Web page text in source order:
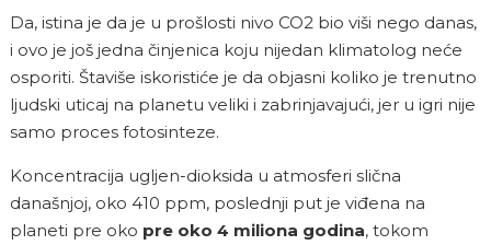
Da, istina je da je u prošlosti nivo CO2 bio viši nego danas,
i ovo je još jedna činjenica koju nijedan klimatolog neće
osporiti. Štaviše iskoristiće je da objasni koliko je trenutno
ljudski uticaj na planetu veliki i zabrinjavajući, jer u igri nije
samo proces fotosinteze.
Koncentracija ugljen-dioksida u atmosferi slična
današnjoj, oko 410 ppm, poslednji put je viđena na
planeti pre oko pre oko 4 miliona godina, tokom